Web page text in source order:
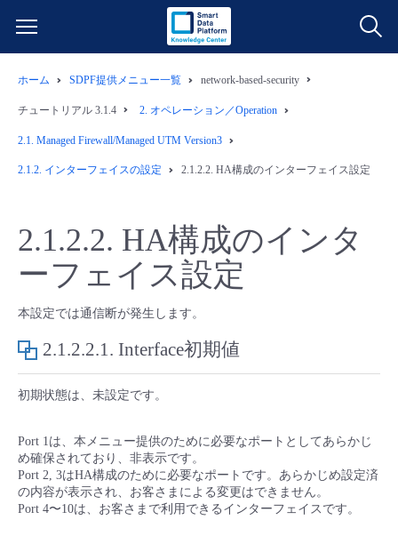
サービス一覧
データ利活用
ネットワーク
モニタリング/監査
サポート
管理機能
すべてのメニューを見る
よくある質問
クラウド/サーバー
ネットワーク
IoT
モニタリング/監査
サポート
管理機能
料金シミュレーター
データ利活用
クラウド/サーバー
ネットワーク
IoT
モニタリング/監査
ご利用開始ガイド
■ 管理機能
- 管理機能
■ セットアップガイド
- 新規お申し込み方法
- 初期設定・確認
- バックアップ
- セキュリティ・監査
- データと分析
- IoT
故障/メンテナンス情報
サービス稼働状況
故障/メンテナンス履歴
メンテナンス予定
パートナー
販売パートナー向けプログラム
トレーニング/操作動画
ホーム SDPF提供メニュー一覧 network-based-security
チュートリアル 3.1.4 2. オペレーション／Operation
2.1. Managed Firewall/Managed UTM Version3
2.1.2. インターフェイスの設定 2.1.2.2. HA構成のインターフェイス設定
2.1.2.2. HA構成のインタ
ーフェイス設定
本設定では通信断が発生します。
2.1.2.2.1. Interface初期値
初期状態は、未設定です。
Port 1は、本メニュー提供のために必要なポートとしてあらかじ
め確保されており、非表示です。
Port 2, 3はHA構成のために必要なポートです。あらかじめ設定済
の内容が表示され、お客さまによる変更はできません。
Port 4〜10は、お客さまで利用できるインターフェイスです。